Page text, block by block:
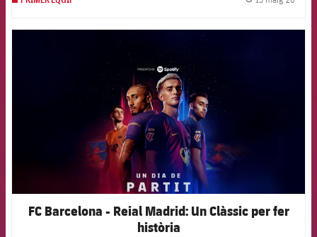
FCB Barcelona badge
FC Barcelona - Reial Madrid: Un Clàssic per fer
història